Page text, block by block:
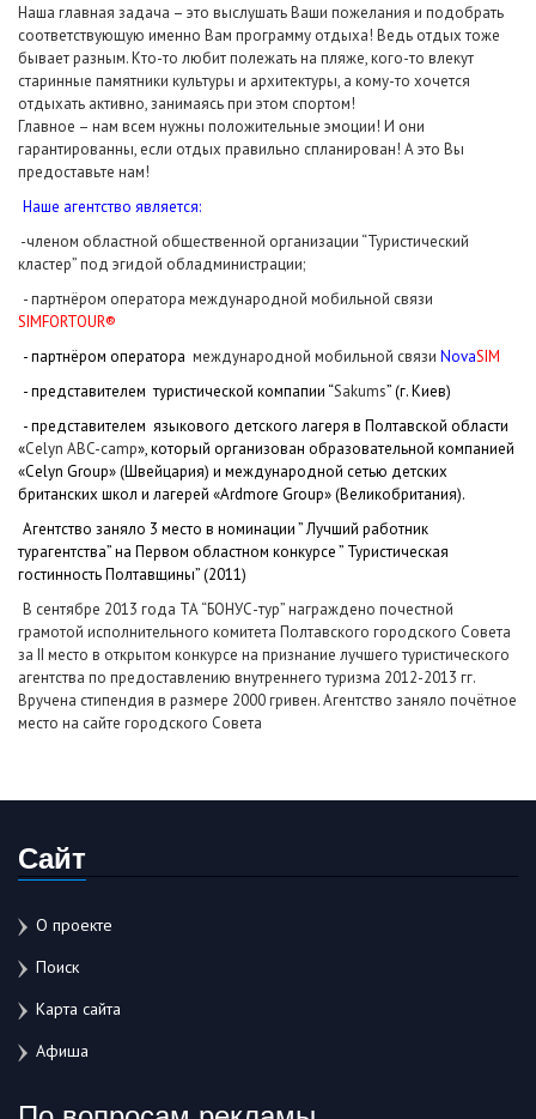
Наша главная задача – это выслушать Ваши пожелания и подобрать
соответствующую именно Вам программу отдыха! Ведь отдых тоже
бывает разным. Кто-то любит полежать на пляже, кого-то влекут
старинные памятники культуры и архитектуры, а кому-то хочется
отдыхать активно, занимаясь при этом спортом!
Главное – нам всем нужны положительные эмоции! И они
гарантированны, если отдых правильно спланирован! А это Вы
предоставьте нам!
Наше агентство является:
-членом областной общественной организации “Туристический
кластер” под эгидой обладминистрации;
- партнёром оператора международной мобильной связи
SIMFORTOUR®
- партнёром оператора международной мобильной связи NovaSIM
- представителем туристической компапии “Sakums” (г. Киев)
- представителем языкового детского лагеря в Полтавской области
«Celyn ABC-camp», который организован образовательной компанией
«Celyn Group» (Швейцария) и международной сетью детских
британских школ и лагерей «Ardmore Group» (Великобритания).
Агентство заняло 3 место в номинации ” Лучший работник
турагентства” на Первом областном конкурсе ” Туристическая
гостинность Полтавщины” (2011)
В сентябре 2013 года ТА “БОНУС-тур” награждено почестной
грамотой исполнительного комитета Полтавского городского Совета
за ІІ место в открытом конкурсе на признание лучшего туристического
агентства по предоставлению внутреннего туризма 2012-2013 гг.
Вручена стипендия в размере 2000 гривен. Агентство заняло почётное
место на сайте городского Совета
Сайт
О проекте
Поиск
Карта сайта
Афиша